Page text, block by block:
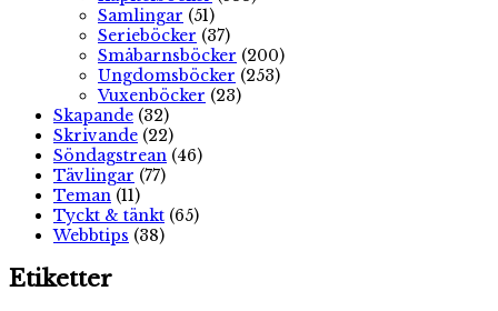
Samlingar (51)
Serieböcker (37)
Småbarnsböcker (200)
Ungdomsböcker (253)
Vuxenböcker (23)
Skapande (32)
Skrivande (22)
Söndagstrean (46)
Tävlingar (77)
Teman (11)
Tyckt & tänkt (65)
Webbtips (38)
Etiketter